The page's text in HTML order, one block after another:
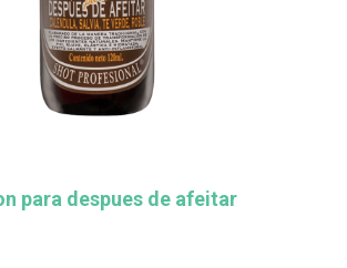
para despues de afeitar